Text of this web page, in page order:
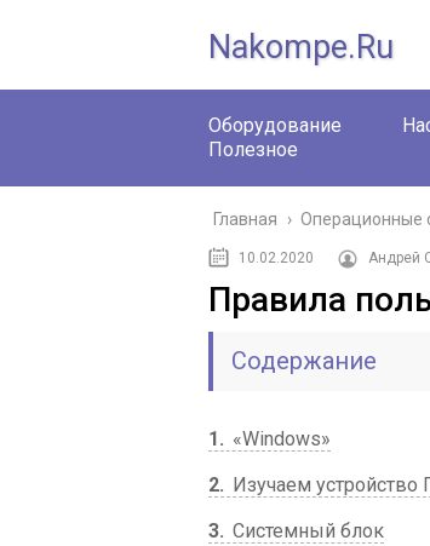
Nakompe.ru
Оборудование
Полезное
Главная › Операционные
10.02.2020 Андрей
Правила
Содержание
1
«Windows»
2
Изучаем устройство
3 Системный блок